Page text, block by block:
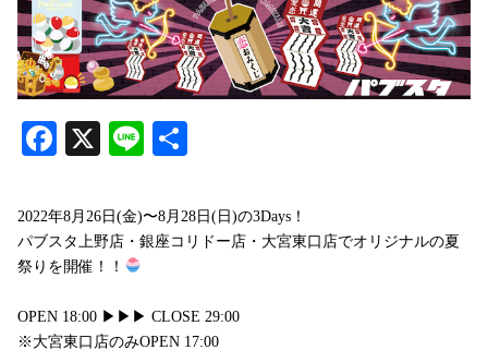
Facebook
X Line
2022年8月26日(金)〜8月28日(日)の3Days！
パブスタ上野店・銀座コリドー店・大宮東口店でオリジナルの夏
祭りを開催！！
OPEN 18:00 ▶︎▶︎▶︎ CLOSE 29:00
※大宮東口店のみOPEN 17:00